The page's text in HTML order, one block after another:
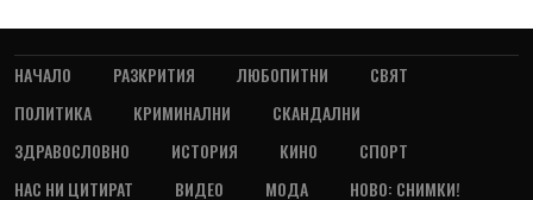
НАЧАЛО РАЗКРИТИЯ ЛЮБОПИТНИ
СВЯТ
ПОЛИТИКА
КРИМИНАЛНИ
СКАНДАЛНИ
ЗДРАВОСЛОВНО
ИСТОРИЯ КИНО
СПОРТ
НАС НИ ЦИТИРАТ
ВИДЕО МОДА НОВО: СНИМКИ!